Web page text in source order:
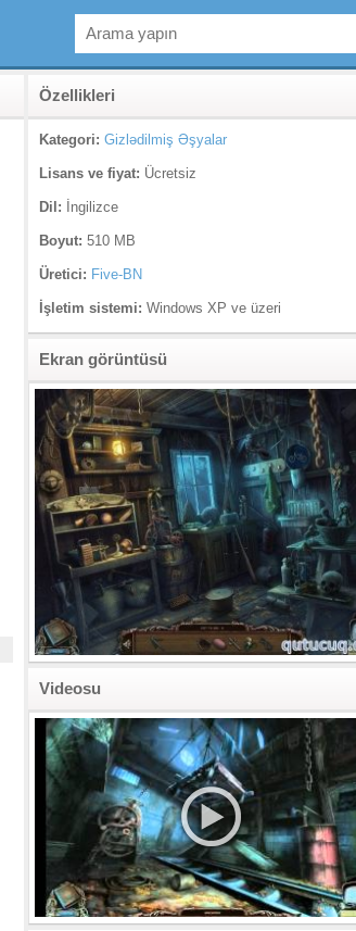
Özellikleri
Kategori: Gizlədilmiş Əşyalar
Lisans ve fiyat: Ücretsiz
Dil: İngilizce
Boyut: 510 MB
Üretici: Five-BN
İşletim sistemi: Windows XP ve üzeri
Ekran görüntüsü
Videosu